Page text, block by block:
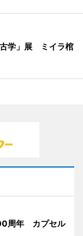
古学」展 ミイラ棺
周年 カプセル